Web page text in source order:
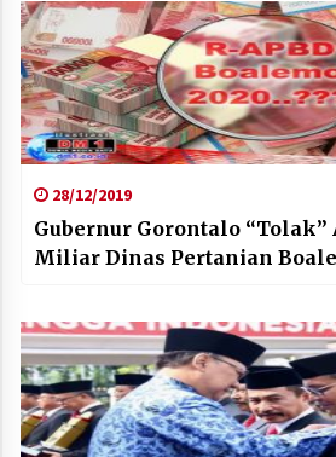
28/12/2019
Gubernur Gorontalo “Tolak”
Miliar Dinas Pertanian